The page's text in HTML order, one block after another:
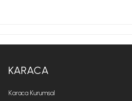
KARACA
Karaca Kurumsal